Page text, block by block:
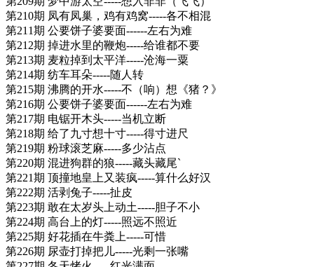
第210期 凤有凤巢，鸡有鸡窝-----各不相混
第211期 公要饼子婆要面------左右为难
第212期 掉进水里的鞭炮-----给谁都不要
第213期 麦粒掉到太平洋-----沧海一粟
第214期 纺车耳朵-----随人转
第215期 沸腾的开水-----不（响）想《猪？》
第216期 公要饼子婆要面------左右为难
第217期 电锯开木头-----当机立断
第218期 给了九寸想十寸-----得寸进尺
第219期 粉球滚芝麻-----多少沾点
第220期 混进狗群的狼-----藏头藏尾`
第221期 顶撞地皇上又装疯-----算什么好汉
第222期 活剥兔子-----扯皮
第223期 敢在太岁头上动土-----胆子不小
第224期 高台上的灯-----照远不照近
第225期 好花插在牛粪上-----可惜
第226期 尿壶打掉把儿-----光剩一张嘴